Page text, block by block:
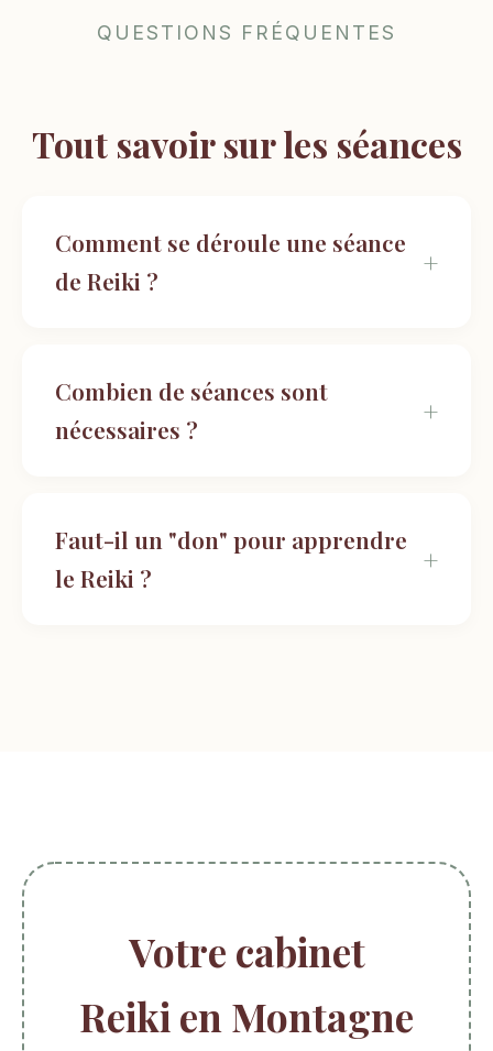
QUESTIONS FRÉQUENTES
Tout savoir sur les séances
Comment se déroule une séance
de Reiki ?
Combien de séances sont
nécessaires ?
Faut-il un "don" pour apprendre
le Reiki ?
Votre cabinet
Reiki en Montagne